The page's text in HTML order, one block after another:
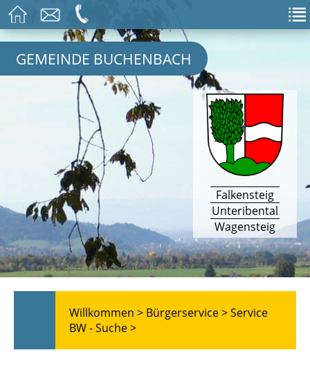
GEMEINDE BUCHENBACH
Falkensteig
Unteribental
Wagensteig
Willkommen > Bürgerservice >Service
BW - Suche >